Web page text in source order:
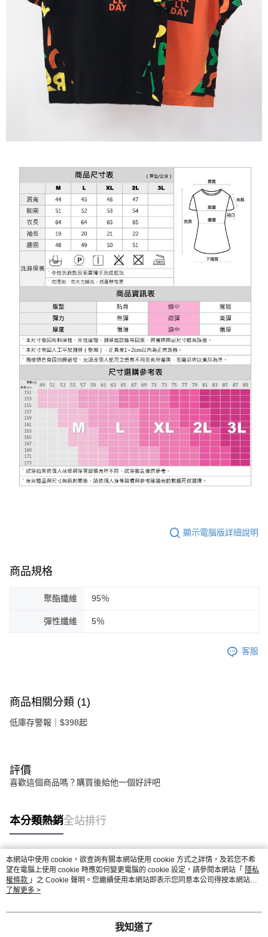
顯示電腦版詳細說明
商品規格
聚酯纖維 95％
彈性纖維 5％
客服
商品相關分類 (1)
低庫存警報｜$398起
評價
喜歡這個商品嗎？購買後給他一個好評吧
本分類熱銷全站排行
熱門標籤
本網站中使用 cookie，欲查詢有關本網站使用 cookie 方式之詳情，及若您不希
望在電腦上使用 cookie 時應如何變更電腦的 cookie 設定，請參閱本網站「 隱私
權條款 」之 Cookie 聲明。您繼續使用本網站即表示您同意本公司得按本網站使
用條款之 Cookie 聲明使用 cookie。
了解更多 >
我知道了